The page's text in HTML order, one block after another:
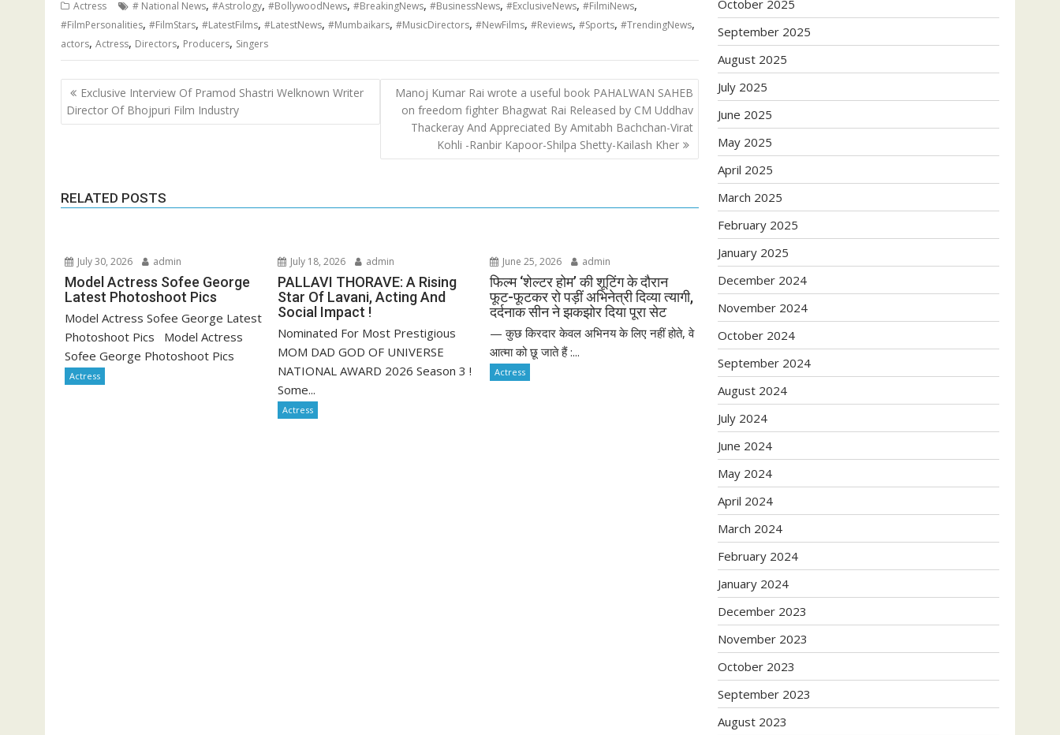
Actress # National News, #Astrology, #BollywoodNews, #BreakingNews, #BusinessNews, #ExclusiveNews, #FilmiNews,
#FilmPersonalities, #FilmStars, #LatestFilms, #LatestNews, #Mumbaikars, #MusicDirectors, #NewFilms, #Reviews, #Sports, #TrendingNews,
actors, Actress, Directors, Producers, Singers
Post
navigation
Exclusive Interview Of Pramod Shastri Welknown Writer
Director Of Bhojpuri Film Industry
Manoj Kumar Rai wrote a useful book PAHALWAN SAHEB
on freedom fighter Bhagwat Rai Released by CM Uddhav
Thackeray And Appreciated By Amitabh Bachchan-Virat
Kohli -Ranbir Kapoor-Shilpa Shetty-Kailash Kher
RELATED POSTS
July 30, 2026 admin
Model Actress Sofee George
Latest Photoshoot Pics
Model Actress Sofee George Latest
Photoshoot Pics Model Actress
Sofee George Photoshoot Pics
Actress
July 18, 2026 admin
PALLAVI THORAVE: A Rising
Star Of Lavani, Acting And
Social Impact !
Nominated For Most Prestigious
MOM DAD GOD OF UNIVERSE
NATIONAL AWARD 2026 Season 3 !
Some...
Actress
June 25, 2026 admin
फिल्म ‘शेल्टर होम’ की शूटिंग के दौरान
फूट-फूटकर रो पड़ीं अभिनेत्री दिव्या त्यागी,
दर्दनाक सीन ने झकझोर दिया पूरा सेट
— कुछ किरदार केवल अभिनय के लिए नहीं होते, वे
आत्मा को छू जाते हैं :...
Actress
October 2025
September 2025
August 2025
July 2025
June 2025
May 2025
April 2025
March 2025
February 2025
January 2025
December 2024
November 2024
October 2024
September 2024
August 2024
July 2024
June 2024
May 2024
April 2024
March 2024
February 2024
January 2024
December 2023
November 2023
October 2023
September 2023
August 2023